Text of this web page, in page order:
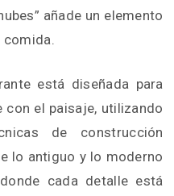
añade un elemento
comida.
está diseñada para
el paisaje, utilizando
de construcción
lo antiguo y lo moderno
cada detalle está